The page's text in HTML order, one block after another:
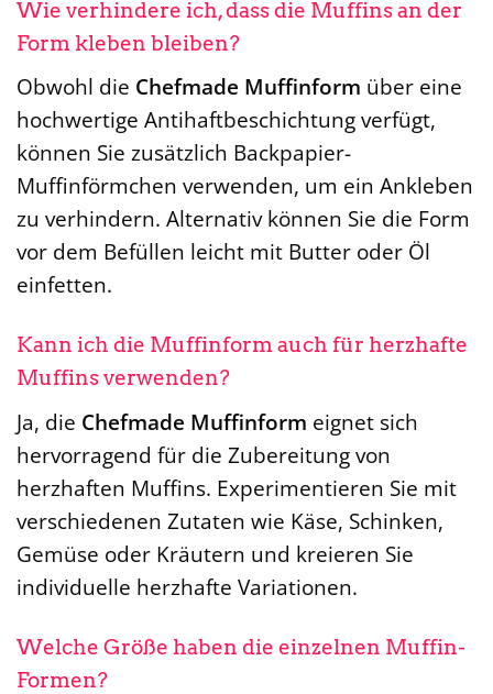
Wie verhindere ich, dass die Muffins an der
Form kleben bleiben?
Obwohl die Chefmade Muffinform über eine
hochwertige Antihaftbeschichtung verfügt,
können Sie zusätzlich Backpapier-
Muffinförmchen verwenden, um ein Ankleben
zu verhindern. Alternativ können Sie die Form
vor dem Befüllen leicht mit Butter oder Öl
einfetten.
Kann ich die Muffinform auch für herzhafte
Muffins verwenden?
Ja, die Chefmade Muffinform eignet sich
hervorragend für die Zubereitung von
herzhaften Muffins. Experimentieren Sie mit
verschiedenen Zutaten wie Käse, Schinken,
Gemüse oder Kräutern und kreieren Sie
individuelle herzhafte Variationen.
Welche Größe haben die einzelnen Muffin-
Formen?